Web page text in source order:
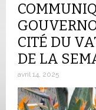
CITÉ DU
DE LA
avril 14, 2025